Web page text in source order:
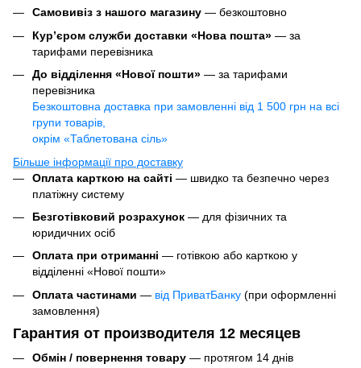
Самовивіз з нашого магазину — безкоштовно
Кур’єром служби доставки «Нова пошта» — за
тарифами перевізника
До відділення «Нової пошти» — за тарифами
перевізника
Безкоштовна доставка при замовленні від 1 500 грн на всі
групи товарів,
окрім «Таблетована сіль»
Більше інформації про доставку
Оплата карткою на сайті — швидко та безпечно через
платіжну систему
Безготівковий розрахунок — для фізичних та
юридичних осіб
Оплата при отриманні — готівкою або карткою у
відділенні «Нової пошти»
Оплата частинами — від ПриватБанку (при оформленні
замовлення)
Гарантия от производителя 12 месяцев
Обмін / повернення товару — протягом 14 днів